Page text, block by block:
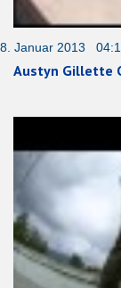
8. Januar 2013
Austyn Gillette